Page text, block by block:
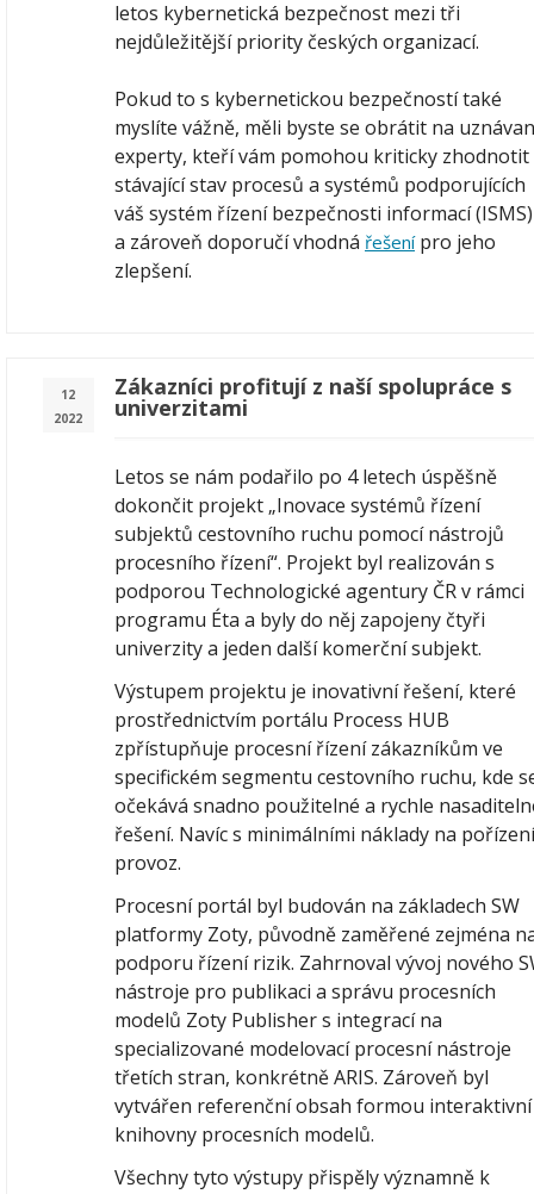
letos kybernetická bezpečnost mezi tři
nejdůležitější priority českých organizací.
Pokud to s kybernetickou bezpečností také
myslíte vážně, měli byste se obrátit na
experty, kteří vám pomohou kriticky zhodnotit
stávající stav procesů a systémů podporujících
váš systém řízení bezpečnosti informací (ISMS)
a zároveň doporučí vhodná řešenípro jeho
zlepšení.
12
2022
Zákazníci profitují z naší spolupráce s
univerzitami
Letos se nám podařilo po 4 letech úspěšně
dokončit projekt „Inovace systémů řízení
subjektů cestovního ruchu pomocí nástrojů
procesního řízení“. Projekt byl realizován s
podporou Technologické agentury ČR v rámci
programu Éta a byly do něj zapojeny čtyři
univerzity a jeden další komerční subjekt.
Výstupem projektu je inovativní řešení, které
prostřednictvím portálu Process HUB
zpřístupňuje procesní řízení zákazníkům ve
specifickém segmentu cestovního ruchu, kde
očekává snadno použitelné a rychle
řešení. Navíc s minimálními náklady na
provoz.
Procesní portál byl budován na základech SW
platformy Zoty, původně zaměřené zejména
podporu řízení rizik. Zahrnoval vývoj nového
nástroje pro publikaci a správu procesních
modelů Zoty Publisher s integrací na
specializované modelovací procesní nástroje
třetích stran, konkrétně ARIS. Zároveň byl
vytvářen referenční obsah formou interaktivní
knihovny procesních modelů.
Všechny tyto výstupy přispěly významně k